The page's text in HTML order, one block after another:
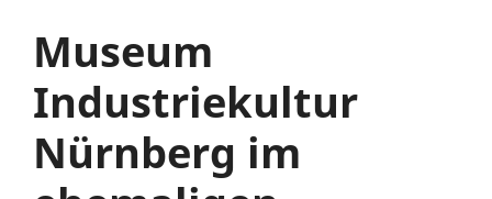
Museum
Industriekultur
Nürnberg im